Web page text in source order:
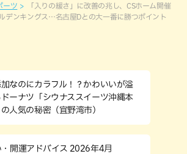
ーツ
「入りの緩さ」に改善の兆し、CSホーム開催
デンキングス…名古屋Dとの大一番に勝つポイント
なのにカラフル！？かわいいが溢
ドーナツ「シウナススイーツ沖縄本
人気の秘密（宜野湾市）
開運アドバイス 2026年4月